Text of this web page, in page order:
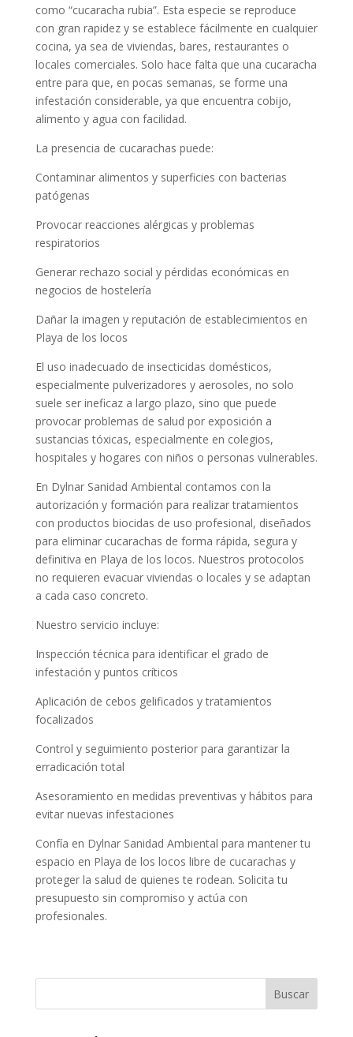
como “cucaracha rubia”. Esta especie se reproduce
con gran rapidez y se establece fácilmente en cualquier
cocina, ya sea de viviendas, bares, restaurantes o
locales comerciales. Solo hace falta que una cucaracha
entre para que, en pocas semanas, se forme una
infestación considerable, ya que encuentra cobijo,
alimento y agua con facilidad.
La presencia de cucarachas puede:
Contaminar alimentos y superficies con bacterias
patógenas
Provocar reacciones alérgicas y problemas
respiratorios
Generar rechazo social y pérdidas económicas en
negocios de hostelería
Dañar la imagen y reputación de establecimientos en
Playa de los locos
El uso inadecuado de insecticidas domésticos,
especialmente pulverizadores y aerosoles, no solo
suele ser ineficaz a largo plazo, sino que puede
provocar problemas de salud por exposición a
sustancias tóxicas, especialmente en colegios,
hospitales y hogares con niños o personas vulnerables.
En Dylnar Sanidad Ambiental contamos con la
autorización y formación para realizar tratamientos
con productos biocidas de uso profesional, diseñados
para eliminar cucarachas de forma rápida, segura y
definitiva en Playa de los locos. Nuestros protocolos
no requieren evacuar viviendas o locales y se adaptan
a cada caso concreto.
Nuestro servicio incluye:
Inspección técnica para identificar el grado de
infestación y puntos críticos
Aplicación de cebos gelificados y tratamientos
focalizados
Control y seguimiento posterior para garantizar la
erradicación total
Asesoramiento en medidas preventivas y hábitos para
evitar nuevas infestaciones
Confía en Dylnar Sanidad Ambiental para mantener tu
espacio en Playa de los locos libre de cucarachas y
proteger la salud de quienes te rodean. Solicita tu
presupuesto sin compromiso y actúa con
profesionales.
Buscar